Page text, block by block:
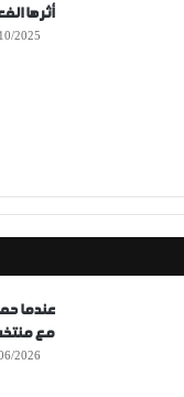
أثرها
2025
عندما
مع
2026